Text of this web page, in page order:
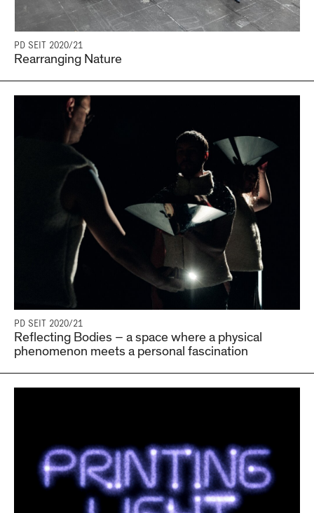
PD SEIT 2020/21
Rearranging Nature
PD SEIT 2020/21
Reflecting Bodies – a space where a physical
phenomenon meets a personal fascination